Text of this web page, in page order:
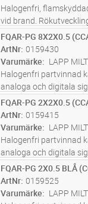
Halogenfri,
vid brand.
brand är liten,
utrymning) och ej
utrustning. Partvinnade
M Lägg i
FQAR-PG 8X2X0.5
ArtNr 0159430
Varumärke
LAPP
Halogenfri partvinnad
analoga och digitala
lokaler i exempelvis
eventuell brand har
vilket underlätt...läs
M Lägg i
FQAR-PG 2X2X0.5
ArtNr 0159415
Varumärke
LAPP
Halogenfri partvinnad
analoga och digitala
lokaler i exempelvis
eventuell brand har
vilket underlätt...läs
M Lägg i
FQAR-PG 2X0.5 BLÅ
ArtNr 0159525
Varumärke
LAPP